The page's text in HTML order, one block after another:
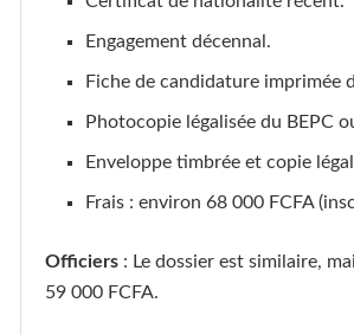
Engagement décennal.
Fiche de candidature imprimée
Photocopie légalisée du BEPC
Enveloppe timbrée et copie
Frais : environ 68 000 FCFA
Officiers : Le dossier est similaire,
59 000 FCFA.